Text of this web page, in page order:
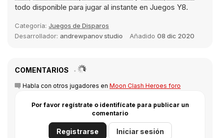
todo disponible para jugar al instante en Juegos Y8.
Categoría: Juegos de Disparos
Desarrollador: andrewpanov studio Añadido 08 dic 2020
COMENTARIOS
Habla con otros jugadores en Moon Clash Heroes foro
Por favor regístrate o identifícate para publicar un
comentario
Registrarse Iniciar sesión